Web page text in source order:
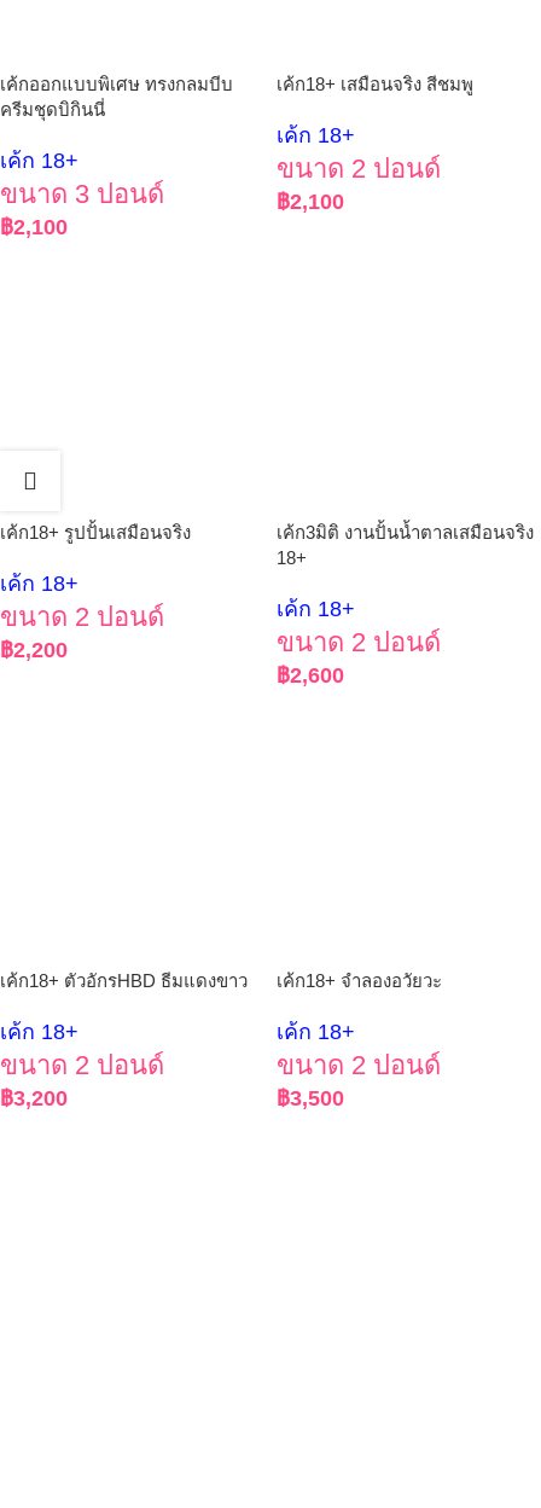
เค้กออกแบบพิเศษ ทรงกลมบีบ
ครีมชุดบิกินนี่
เค้ก 18+
ขนาด 3 ปอนด์
฿2,100
เค้ก18+ เสมือนจริง สีชมพู
เค้ก 18+
ขนาด 2 ปอนด์
฿2,100
เค้ก18+ รูปปั้นเสมือนจริง
เค้ก 18+
ขนาด 2 ปอนด์
฿2,200
เค้ก3มิติ งานปั้นน้ำตาลเสมือนจริง
18+
เค้ก 18+
ขนาด 2 ปอนด์
฿2,600
เค้ก18+ ตัวอักรHBD ธีมแดงขาว
เค้ก 18+
ขนาด 2 ปอนด์
฿3,200
เค้ก18+ จำลองอวัยวะ
เค้ก 18+
ขนาด 2 ปอนด์
฿3,500